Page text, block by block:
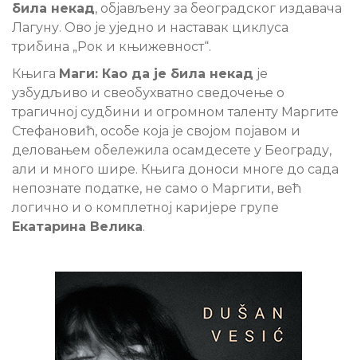
била некад, објављену за београдског издавача
Лагуну. Ово је уједно и наставак циклуса
трибина „Рок и књижевност“.
Књига Маги: Као да је била некад је
узбудљиво и свеобухватно сведочење о
трагичној судбини и огромном таленту Маргите
Стефановић, особе која је својом појавом и
деловањем обележила осамдесете у Београду,
али и много шире. Књига доноси многе до сада
непознате податке, не само о Маргити, већ
логично и о комплетној каријере групе
Екатарина Велика.